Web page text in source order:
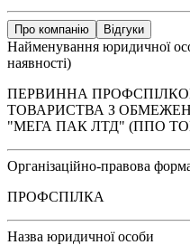
Про компанію Відгуки
Найменування юридичної
наявності)
ПЕРВИННА
ТОВАРИСТВА З
"МЕГА ПАК ЛТД" (ППО
Організаційно-правова
ПРОФСПІЛКА
Назва юридичної особи